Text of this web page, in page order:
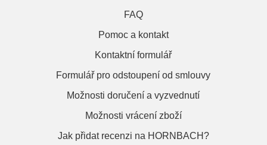
FAQ
Pomoc a kontakt
Kontaktní formulář
Formulář pro odstoupení od smlouvy
Možnosti doručení a vyzvednutí
Možnosti vrácení zboží
Jak přidat recenzi na HORNBACH?